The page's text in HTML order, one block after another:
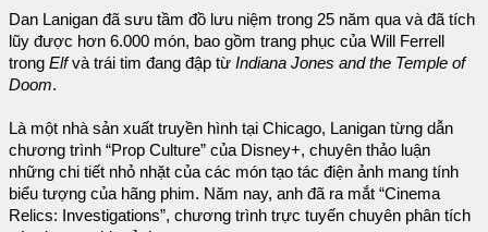
Dan Lanigan đã sưu tầm đồ lưu niệm trong 25 năm qua và đã tích
lũy được hơn 6.000 món, bao gồm trang phục của Will Ferrell
trong Elfvà trái tim đang đập từ Indiana Jones and the Temple of
Doom.
Là một nhà sản xuất truyền hình tại Chicago, Lanigan từng dẫn
chương trình “Prop Culture” của Disney+, chuyên thảo luận
những chi tiết nhỏ nhặt của các món tạo tác điện ảnh mang tính
biểu tượng của hãng phim. Năm nay, anh đã ra mắt “Cinema
Relics: Investigations”, chương trình trực tuyến chuyên phân tích